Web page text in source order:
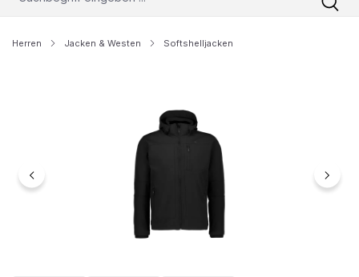
Herren Jacken & Westen Softshelljacken